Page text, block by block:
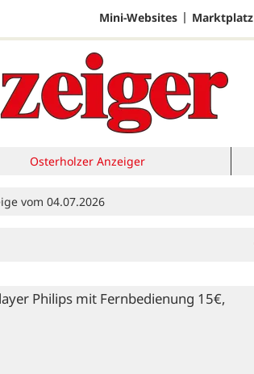
Mini-Websites Marktplatz
Osterholzer Anzeiger
vom 04.07.2026
Philips mit Fernbedienung 15€,